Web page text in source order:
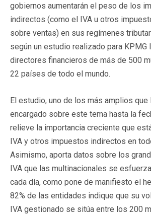
gobiernos aumentarán el peso de los
indirectos (como el IVA u otros
sobre ventas) en sus regímenes
según un estudio realizado para KPMG
directores financieros de más de 500
22 países de todo el mundo.
El estudio, uno de los más amplios que
encargado sobre este tema hasta la
relieve la importancia creciente que
IVA y otros impuestos indirectos en
Asimismo, aporta datos sobre los
IVA que las multinacionales se
cada día, como pone de manifiesto el
82% de las entidades indique que su
IVA gestionado se sitúa entre los 200